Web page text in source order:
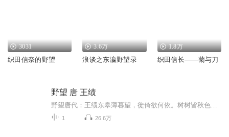
3031
织田信奈的野望
3.6万
浪谈之东瀛野望录
1.8万
织田信长——菊与刀
野望 唐 王绩
1 26.6万